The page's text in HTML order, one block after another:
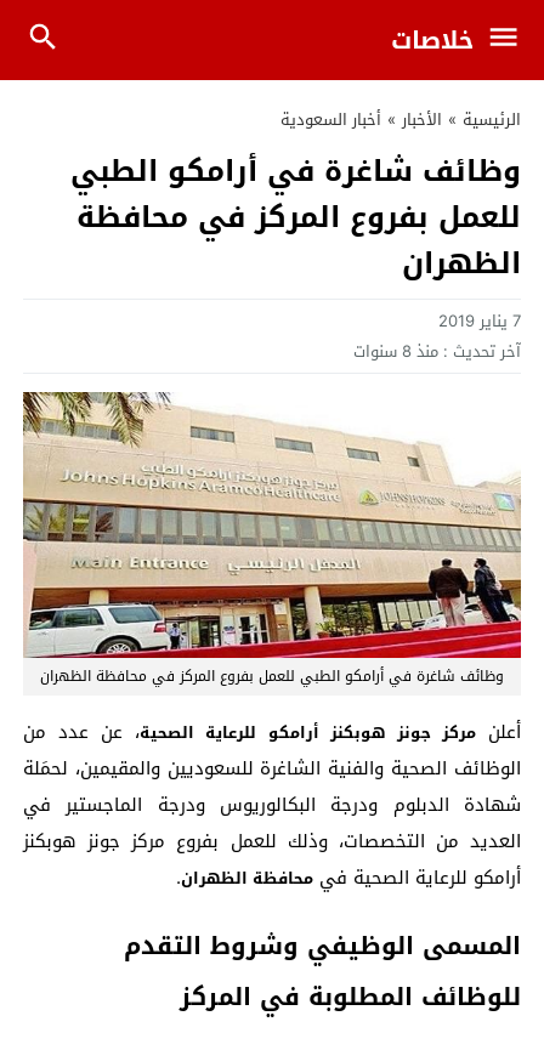
خلاصات
الرئيسية » الأخبار » أخبار السعودية
وظائف شاغرة في أرامكو الطبي
للعمل بفروع المركز في محافظة
الظهران
7 يناير 2019
آخر تحديث : منذ 8 سنوات
وظائف شاغرة في أرامكو الطبي للعمل بفروع المركز في محافظة الظهران
أعلنمركز جونز هوبكنز أرامكو للرعاية الصحية، عن عدد من
الوظائف الصحية والفنية الشاغرة للسعوديين والمقيمين، لحمَلة
شهادة الدبلوم ودرجة البكالوريوس ودرجة الماجستير في
العديد من التخصصات، وذلك للعمل بفروع مركز جونز هوبكنز
أرامكو للرعاية الصحية في محافظة الظهران.
المسمى الوظيفي وشروط التقدم
للوظائف المطلوبة في المركز